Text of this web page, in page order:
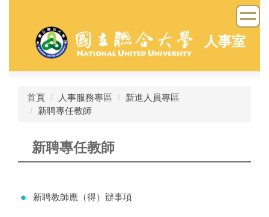
容
人事室
首頁 人事服務專區
新進人員專區
新聘專任教師
新聘專任教師
新聘教師應（得）辦事項